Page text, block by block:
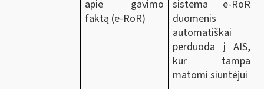
apie gavimo
faktą (e-RoR)
sistema e-RoR
duomenis
automatiškai
perduoda į AIS,
kur tampa
matomi siuntėjui